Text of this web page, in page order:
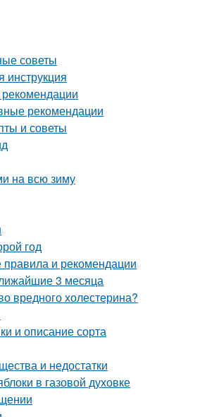
советы
инструкция
рекомендации
и советы
на всю зиму
год
и рекомендации
3 месяца
вредного холестерина?
и описание сорта
и недостатки
в газовой духовке